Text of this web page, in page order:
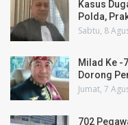
Kasus
Polda,
Sabtu, 8
Milad Ke -
Dorong
Jumat, 7
702